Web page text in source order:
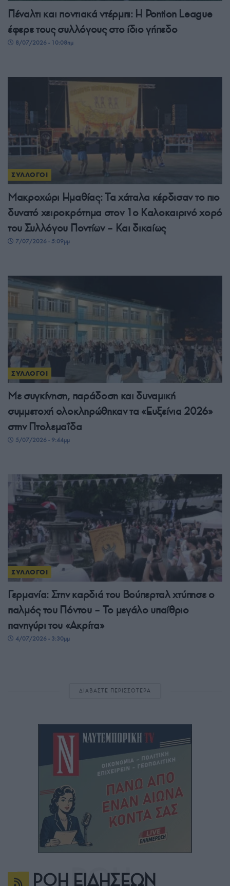
Πέναλτι και ποντιακά ντέρμπι: Η Pontion League
έφερε τους συλλόγους στο ίδιο γήπεδο
8/07/2026 - 10:08πμ
ΣΥΛΛΟΓΟΙ
Μακροχώρι Ημαθίας: Τα χάταλα κέρδισαν το πιο
δυνατό χειροκρότημα στον 1ο Καλοκαιρινό χορό
του Συλλόγου Ποντίων – Και δικαίως
7/07/2026 - 5:09μμ
ΣΥΛΛΟΓΟΙ
Με συγκίνηση, παράδοση και δυναμική
συμμετοχή ολοκληρώθηκαν τα «Ευξείνια 2026»
στην Πτολεμαΐδα
5/07/2026 - 9:44μμ
ΣΥΛΛΟΓΟΙ
Γερμανία: Στην καρδιά του Βούπερταλ χτύπησε ο
παλμός του Πόντου – Το μεγάλο υπαίθριο
πανηγύρι του «Ακρίτα»
4/07/2026 - 3:30μμ
ΔΙΑΒΑΣΤΕ ΠΕΡΙΣΣΟΤΕΡΑ
ΡΟΗ ΕΙΔΗΣΕΩΝ